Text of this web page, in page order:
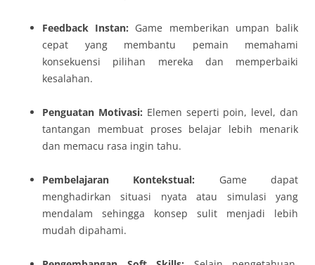
Feedback Instan: Game memberikan umpan balik
cepat yang membantu pemain memahami
konsekuensi pilihan mereka dan memperbaiki
kesalahan.
Penguatan Motivasi: Elemen seperti poin, level, dan
tantangan membuat proses belajar lebih menarik
dan memacu rasa ingin tahu.
Pembelajaran Kontekstual: Game dapat
menghadirkan situasi nyata atau simulasi yang
mendalam sehingga konsep sulit menjadi lebih
mudah dipahami.